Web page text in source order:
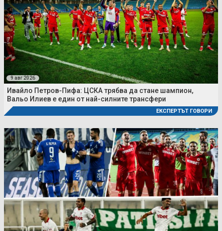
9 авг 2026
Ивайло Петров-Пифа: ЦСКА трябва да стане шампион,
Вальо Илиев е един от най-силните трансфери
ЕКСПЕРТЪТ ГОВОРИ